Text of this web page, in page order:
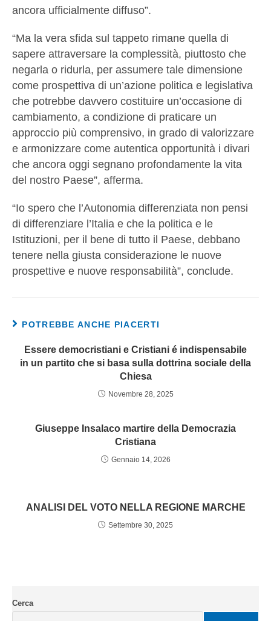
ancora ufficialmente diffuso”.
“Ma la vera sfida sul tappeto rimane quella di
sapere attraversare la complessità, piuttosto che
negarla o ridurla, per assumere tale dimensione
come prospettiva di un’azione politica e legislativa
che potrebbe davvero costituire un’occasione di
cambiamento, a condizione di praticare un
approccio più comprensivo, in grado di valorizzare
e armonizzare come autentica opportunità i divari
che ancora oggi segnano profondamente la vita
del nostro Paese”, afferma.
“Io spero che l’Autonomia differenziata non pensi
di differenziare l’Italia e che la politica e le
Istituzioni, per il bene di tutto il Paese, debbano
tenere nella giusta considerazione le nuove
prospettive e nuove responsabilità”, conclude.
POTREBBE ANCHE PIACERTI
Essere democristiani e Cristiani é indispensabile
in un partito che si basa sulla dottrina sociale della
Chiesa
Novembre 28, 2025
Giuseppe Insalaco martire della Democrazia
Cristiana
Gennaio 14, 2026
ANALISI DEL VOTO NELLA REGIONE MARCHE
Settembre 30, 2025
Cerca